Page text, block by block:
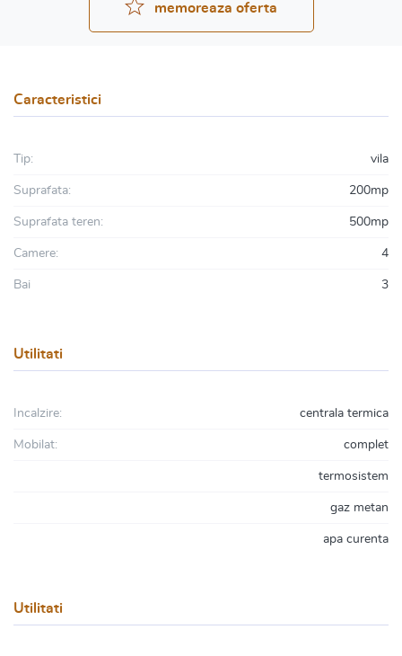
memoreaza oferta
Caracteristici
Tip: vila
Suprafata: 200mp
Suprafata teren: 500mp
Camere: 4
Bai 3
Utilitati
Incalzire: centrala termica
Mobilat: complet
termosistem
gaz metan
apa curenta
Utilitati